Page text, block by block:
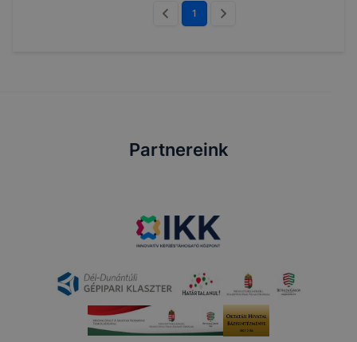
1
Partnereink